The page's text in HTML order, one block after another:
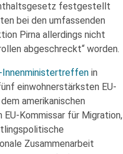
festgestellt
bei den umfassenden
Pirna allerdings nicht
abgeschreckt“ worden.
Innenministertreffen in
einwohnerstärksten EU-
dem amerikanischen
EU-Kommissar für Migration,
Zusammenarbeit